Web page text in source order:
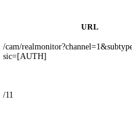
URL
/cam/
sic=[AUTH]
/11